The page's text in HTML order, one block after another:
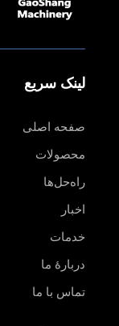
لینک سریع
صفحه اصلی
محصولات
راه‌حل‌ها
اخبار
خدمات
دربارهٔ ما
تماس با ما